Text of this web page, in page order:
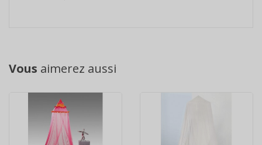
Vous aimerez aussi